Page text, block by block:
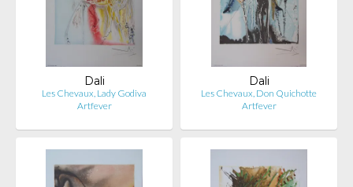
Dali
Les Chevaux, Lady Godiva
Artfever
Dali
Les Chevaux, Don Quichotte
Artfever